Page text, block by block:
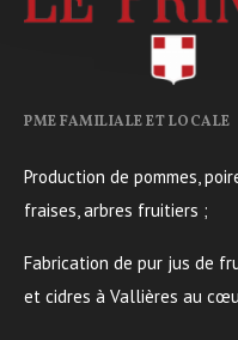
PME FAMILIALE ET LOCALE
Production de pommes,
fraises, arbres fruitiers ;
Fabrication de pur jus de
et cidres à Vallières au